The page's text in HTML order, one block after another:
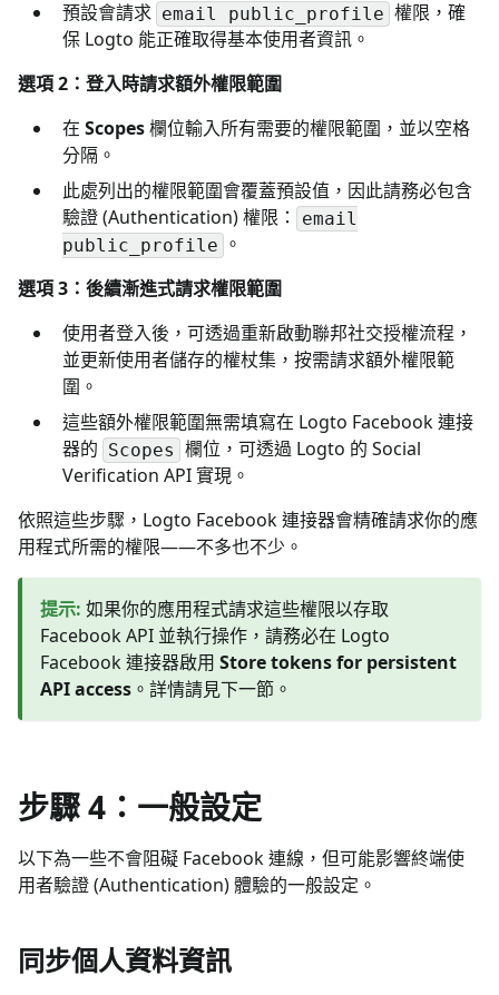
預設會請求 email public_profile 權限，確
保 Logto 能正確取得基本使用者資訊。
選項 2：登入時請求額外權限範圍
在 Scopes欄位輸入所有需要的權限範圍，並以空格
分隔。
此處列出的權限範圍會覆蓋預設值，因此請務必包含
驗證 (Authentication) 權限：
email
public_profile 。
選項 3：後續漸進式請求權限範圍
使用者登入後，可透過重新啟動聯邦社交授權流程，
並更新使用者儲存的權杖集，按需請求額外權限範
圍。
這些額外權限範圍無需填寫在 Logto Facebook 連接
器的 Scopes 欄位，可透過 Logto 的 Social
Verification API 實現。
依照這些步驟，Logto Facebook 連接器會精確請求你的應
用程式所需的權限——不多也不少。
提示: 如果你的應用程式請求這些權限以存取
Facebook API 並執行操作，請務必在 Logto
Facebook 連接器啟用 Store tokens for persistent
API access 。詳情請見下一節。
步驟 4：一般設定
以下為一些不會阻礙 Facebook 連線，但可能影響終端使
用者驗證 (Authentication) 體驗的一般設定。
同步個人資料資訊